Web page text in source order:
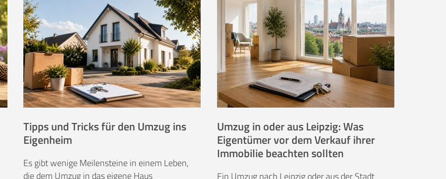
Tipps und Tricks für den Umzug ins
Eigenheim
Es gibt wenige Meilensteine in einem Leben,
die dem Umzug in das eigene Haus
Umzug in oder aus Leipzig: Was
Eigentümer vor dem Verkauf ihrer
Immobilie beachten sollten
Ein Umzug nach Leipzig oder aus der Stadt